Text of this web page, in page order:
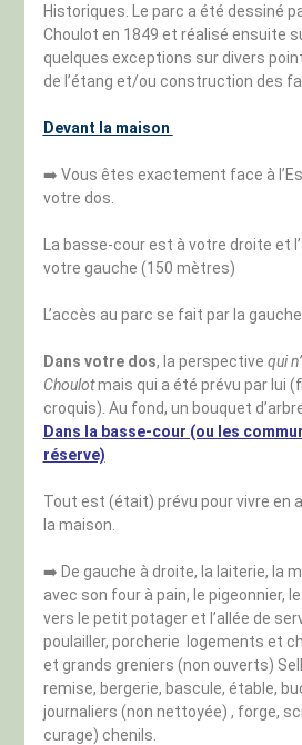
Historiques. Le parc a été dessiné
Choulot en 1849 et réalisé ensuite
quelques exceptions sur divers
de l’étang et/ou construction des
Devant la maison
➡️ Vous êtes exactement face à
votre dos.
La basse-cour est à votre droite et
votre gauche (150 mètres)
L’accès au parc se fait par la
Dans votre dos, la perspective qui
Choulotmais qui a été prévu par lui
croquis). Au fond, un bouquet
Dans la basse-cour (ou les
réserve)
Tout est (était) prévu pour vivre en
la maison.
➡️ De gauche à droite, la laiterie, la
avec son four à pain, le pigeonnier,
vers le petit potager et l’allée de
poulailler, porcherie logements et
et grands greniers (non ouverts)
remise, bergerie, bascule, étable,
journaliers (non nettoyée) , forge,
curage) chenils.